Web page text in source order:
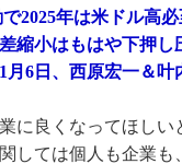
で2025年は米ドル高
縮小はもはや下押し
6日、西原宏一＆叶
に良くなってほしい
しては個人も企業も